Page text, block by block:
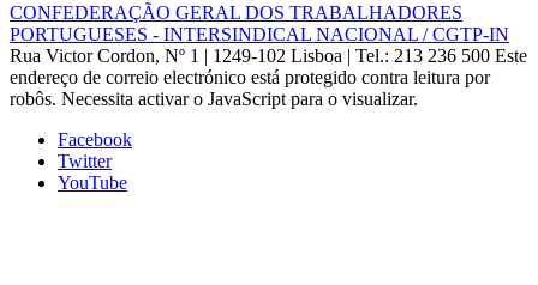
CONFEDERAÇÃO GERAL DOS TRABALHADORES
PORTUGUESES - INTERSINDICAL NACIONAL / CGTP-IN
Rua Victor Cordon, Nº 1 | 1249-102 Lisboa | Tel.: 213 236 500 Este
endereço de correio electrónico está protegido contra leitura por
robôs. Necessita activar o JavaScript para o visualizar.
Facebook
Twitter
YouTube